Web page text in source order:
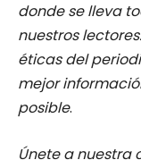
donde se lleva
nuestros lectores.
éticas del
mejor
posible.
Únete a nuestra